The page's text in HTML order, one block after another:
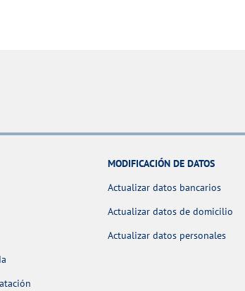
MODIFICACIÓN DE DATOS
Actualizar datos bancarios
Actualizar datos de domicilio
Actualizar datos personales